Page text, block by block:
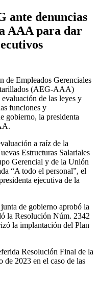
ante denuncias
AAA para dar
de Empleados Gerenciales
(AEG-AAA)
de las leyes y
funciones y
gobierno, la presidenta
a raíz de la
Estructuras Salariales
Gerencial y de la Unión
“A todo el personal”, el
ejecutiva de la
de gobierno aprobó la
la Resolución Núm. 2342
la implantación del Plan
Resolución Final de la
de 2023 en el caso de las